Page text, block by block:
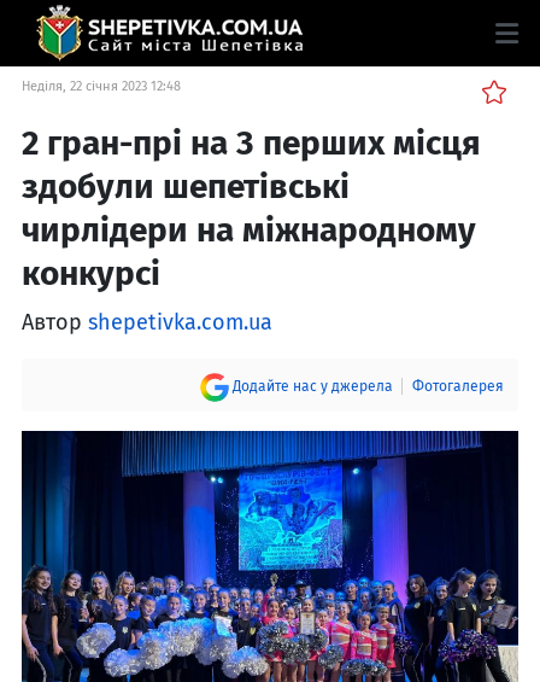
Неділя, 22 січня 2023 12:48
2 гран-прі на 3 перших місця
здобули шепетівські
чирлідери на міжнародному
конкурсі
Автор shepetivka.com.ua
Додайте нас у джерела Фотогалерея